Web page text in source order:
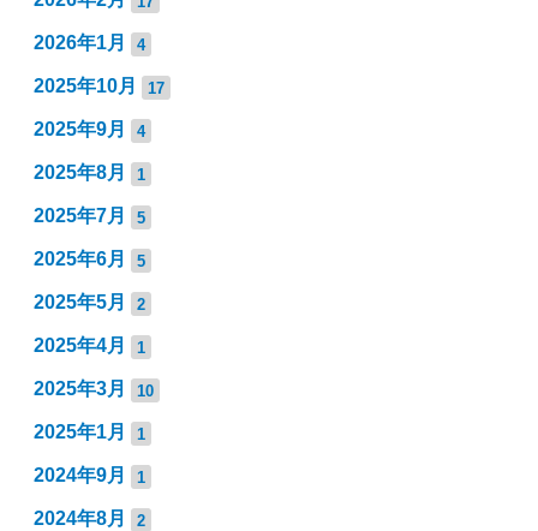
2026年1月 4
2025年10月 17
2025年9月 4
2025年8月 1
2025年7月 5
2025年6月 5
2025年5月 2
2025年4月 1
2025年3月 10
2025年1月 1
2024年9月 1
2024年8月 2